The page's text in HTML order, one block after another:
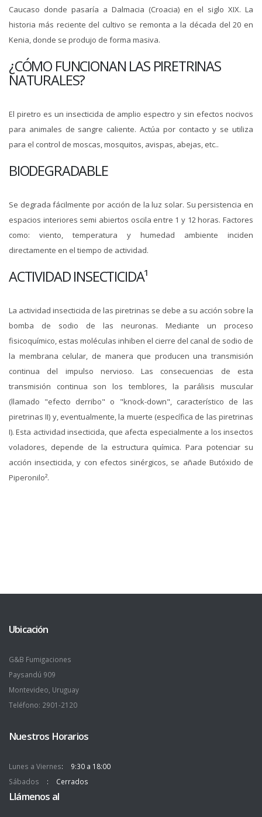
Caucaso donde pasaría a Dalmacia (Croacia) en el siglo XIX. La
historia más reciente del cultivo se remonta a la década del 20 en
Kenia, donde se produjo de forma masiva.
¿CÓMO FUNCIONAN LAS PIRETRINAS
NATURALES?
El piretro es un insecticida de amplio espectro y sin efectos nocivos
para animales de sangre caliente. Actúa por contacto y se utiliza
para el control de moscas, mosquitos, avispas, abejas, etc..
BIODEGRADABLE
Se degrada fácilmente por acción de la luz solar. Su persistencia en
espacios interiores semi abiertos oscila entre 1 y 12 horas. Factores
como: viento, temperatura y humedad ambiente inciden
directamente en el tiempo de actividad.
ACTIVIDAD INSECTICIDA¹
La actividad insecticida de las piretrinas se debe a su acción sobre la
bomba de sodio de las neuronas. Mediante un proceso
fisicoquímico, estas moléculas inhiben el cierre del canal de sodio de
la membrana celular, de manera que producen una transmisión
continua del impulso nervioso. Las consecuencias de esta
transmisión continua son los temblores, la parálisis muscular
(llamado "efecto derribo" o "knock-down", característico de las
piretrinas II) y, eventualmente, la muerte (específica de las piretrinas
I). Esta actividad insecticida, que afecta especialmente a los insectos
voladores, depende de la estructura química. Para potenciar su
acción insecticida, y con efectos sinérgicos, se añade Butóxido de
Piperonilo².
Ubicación
G&B Fumigaciones
Paysandú 909
Montevideo, Uruguay
Teléfono: 2901-2120
Nuestros Horarios
Lunes a Viernes
9:30 a 18:00
Sábados
Cerrados
Llámenos al